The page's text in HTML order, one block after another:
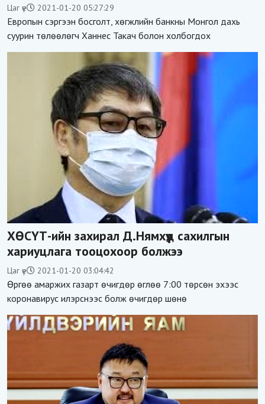
Цаг үе 2021-01-20 05:27:29
Европын сэргээн босголт, хөгжлийн банкны Монгол дахь
суурин төлөөлөгч Ханнес Такач болон холбогдох
ХӨСҮТ-ийн захирал Д.Нямхүүд сахилгын
хариуцлага тооцохоор болжээ
Цаг үе 2021-01-20 03:04:42
Өргөө амаржих газарт өчигдөр өглөө 7:00 төрсөн эхээс
коронавирус илэрснээс болж өчигдөр шөнө